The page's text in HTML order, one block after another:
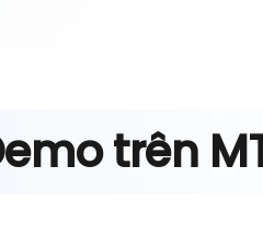
trên